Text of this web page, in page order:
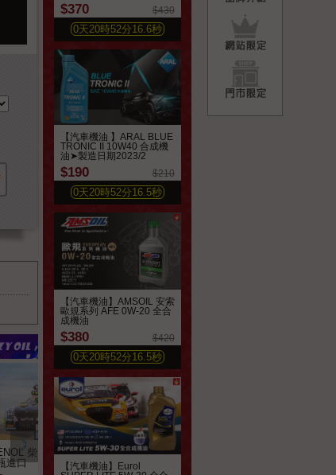
$370 $430
0天20時52分14.7秒
【汽車機油 】ARAL BLUE
TRONIC II 10W40 合成機
油➤製造日期2023/2
$190 $210
0天20時52分14.6秒
【汽車機油】AMSOIL 安索
歐規系列 AFE 0W-20 全合
成機油
$380 $420
0天20時52分14.6秒
【汽車機油】Eurol
加到最愛
柴油精➤原
進口
RAIN-X 汽車玻璃潑水劑
473ml